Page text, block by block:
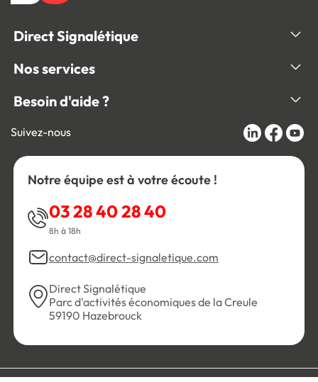
Direct Signalétique
Nos services
Besoin d'aide ?
Suivez-nous
Notre équipe est à votre écoute !
03 28 40 28 40
8h à 18h
contact@direct-signaletique.com
Direct Signalétique
Parc d'activités économiques de la Creule
59190 Hazebrouck